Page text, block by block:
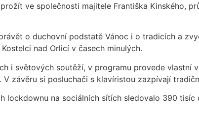
ve společnosti majitele Františka Kinského,
o duchovní podstatě Vánoc i o tradicích a
nad Orlicí v časech minulých.
i světových soutěží, v programu provede vlastní
závěru si posluchači s klavíristou zazpívají
lockdownu na sociálních sítích sledovalo 390